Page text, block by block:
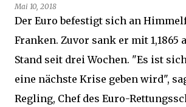
Mai 10, 2018
Der Euro befestigt sich an
Franken. Zuvor sank er mit 1,1865
Stand seit drei Wochen. "Es ist
eine nächste Krise geben wird",
Regling, Chef des Euro-